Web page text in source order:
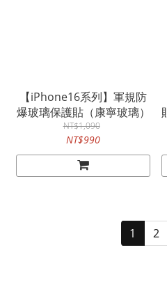
【iPhone16系列】軍規防
爆玻璃保護貼（康寧玻璃）
NT$1,090
NT$990
1 2